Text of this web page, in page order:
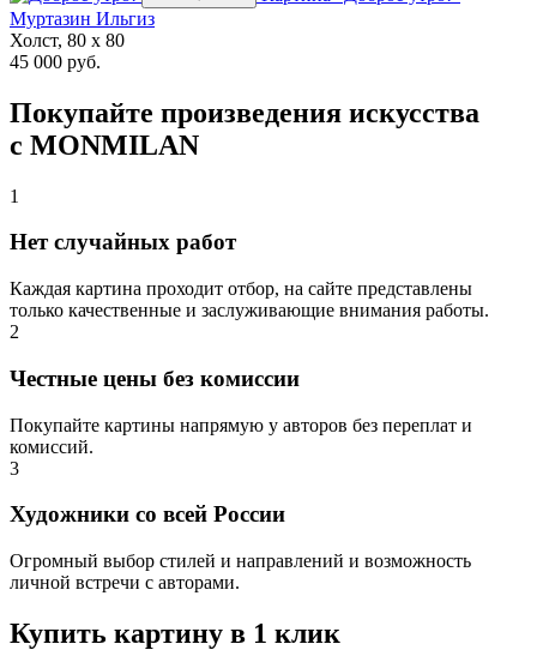
Муртазин Ильгиз
Холст, 80 x 80
45 000 руб.
Покупайте произведения искусства
с MONMILAN
1
Нет случайных работ
Каждая картина проходит отбор, на сайте представлены
только качественные и заслуживающие внимания работы.
2
Честные цены без комиссии
Покупайте картины напрямую у авторов без переплат и
комиссий.
3
Художники со всей России
Огромный выбор стилей и направлений и возможность
личной встречи с авторами.
Купить картину в 1 клик